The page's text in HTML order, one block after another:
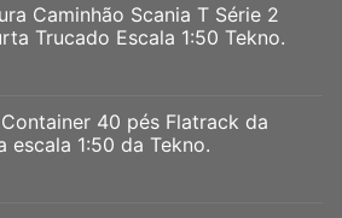
Caminhão Scania T Série 2
Trucado Escala 1:50 Tekno.
40 pés Flatrack da
escala 1:50 da Tekno.